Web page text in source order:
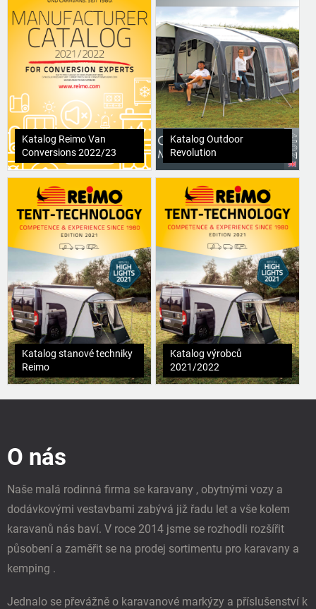
Katalog Reimo Van
Conversions 2022/23
Katalog Outdoor
Revolution
Katalog stanové techniky
Reimo
Katalog výrobců
2021/2022
O nás
Naše malá rodinná firma se karavany , obytnými vozy a
dodávkovými vestavbami zabývá již řadu let a vše kolem
karavanů nás baví. V roce 2014 jsme se rozhodli rozšířit
působení a zaměřit se na prodej sortimentu pro karavany a
kemping .
Jednalo se převážně o karavanové markýzy a příslušenství k